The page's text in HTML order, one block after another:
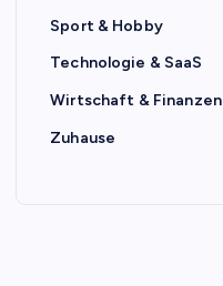
Sport & Hobby
Technologie & SaaS
Wirtschaft & Finanzen
Zuhause